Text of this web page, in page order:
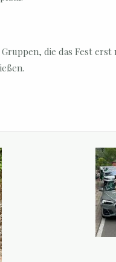
die das Fest erst